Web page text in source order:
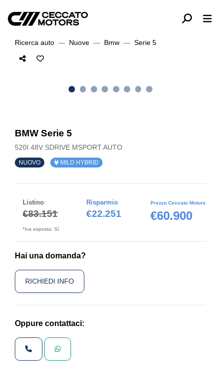
Ricerca auto Nuove Bmw Serie 5
BMW Serie 5
520I 48V SDRIVE MSPORT AUTO
NUOVO MILD HYBRID
Listino
€83.151
Risparmio
€22.251
Prezzo Ceccato Motors
€60.900
*Iva esposta: Sì
Hai una domanda?
RICHIEDI INFO
Oppure contattaci: